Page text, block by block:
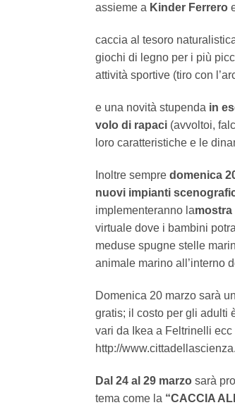
assieme a Kinder Ferrero
caccia al tesoro
giochi di legno per i più
attività sportive (tiro con
e una novità stupenda in
volo di rapaci (avvoltoi,
loro caratteristiche e le
Inoltre sempre domenica
nuovi impianti
implementeranno lamostra
virtuale dove i bambini
meduse spugne stelle
animale marino all’interno
Domenica 20 marzo sarà
gratis; il costo per gli adulti
vari da Ikea a Feltrinelli
http://
Dal 24 al 29 marzo sarà
tema come la “CACCIA